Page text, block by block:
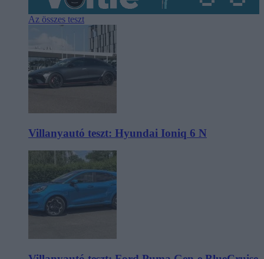
Az összes teszt
Villanyautó teszt: Hyundai Ioniq 6 N